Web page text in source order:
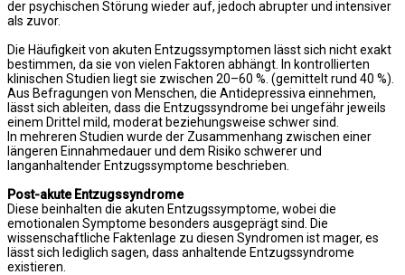
der psychischen Störung wieder auf, jedoch abrupter und intensiver
als zuvor.
Die Häufigkeit von akuten Entzugssymptomen lässt sich nicht exakt
bestimmen, da sie von vielen Faktoren abhängt. In kontrollierten
klinischen Studien liegt sie zwischen 20–60 %. (gemittelt rund 40 %).
Aus Befragungen von Menschen, die Antidepressiva einnehmen,
lässt sich ableiten, dass die Entzugssyndrome bei ungefähr jeweils
einem Drittel mild, moderat beziehungsweise schwer sind.
In mehreren Studien wurde der Zusammenhang zwischen einer
längeren Einnahmedauer und dem Risiko schwerer und
langanhaltender Entzugssymptome beschrieben.
Post-akute Entzugssyndrome
Diese beinhalten die akuten Entzugssymptome, wobei die
emotionalen Symptome besonders ausgeprägt sind. Die
wissenschaftliche Faktenlage zu diesen Syndromen ist mager, es
lässt sich lediglich sagen, dass anhaltende Entzugssyndrome
existieren.